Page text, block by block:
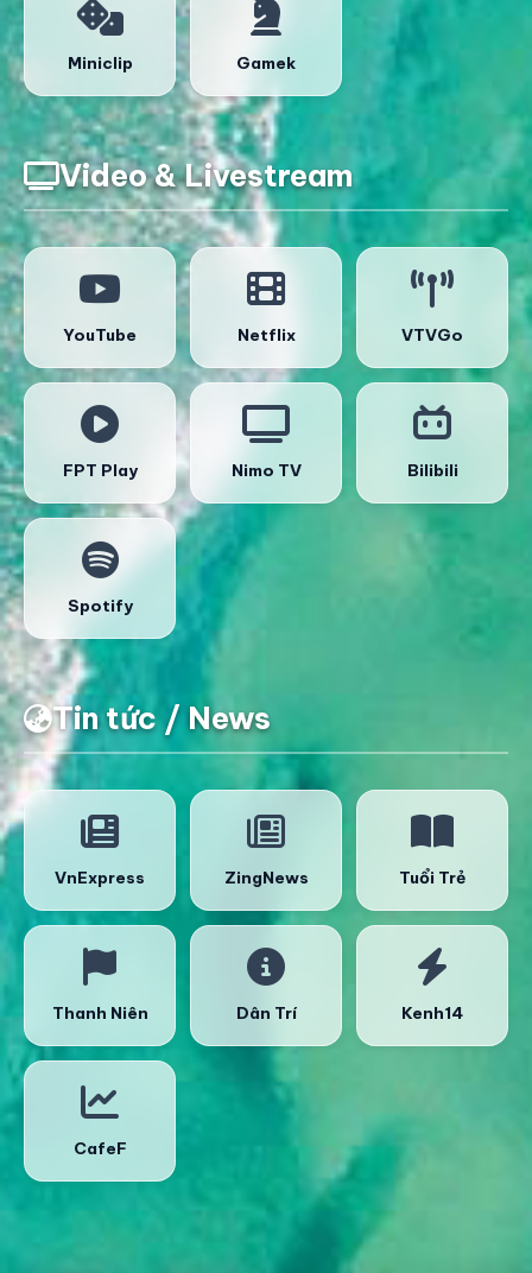
Miniclip Gamek
Video & Livestream
YouTube Netflix VTVGo
FPT Play Nimo TV Bilibili
Spotify
Tin tức / News
VnExpress ZingNews Tuổi Trẻ
Thanh Niên Dân Trí Kenh14
CafeF